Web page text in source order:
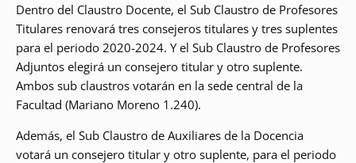
Dentro del Claustro Docente, el Sub Claustro de Profesores
Titulares renovará tres consejeros titulares y tres suplentes
para el periodo 2020-2024. Y el Sub Claustro de Profesores
Adjuntos elegirá un consejero titular y otro suplente.
Ambos sub claustros votarán en la sede central de la
Facultad (Mariano Moreno 1.240).
Además, el Sub Claustro de Auxiliares de la Docencia
votará un consejero titular y otro suplente, para el periodo